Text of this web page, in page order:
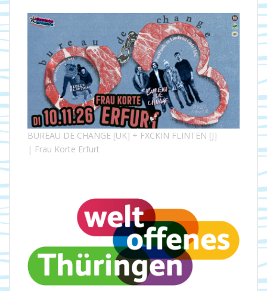
BUREAU DE CHANGE [UK] + FXCKIN FLINTEN [J]
| Frau Korte Erfurt